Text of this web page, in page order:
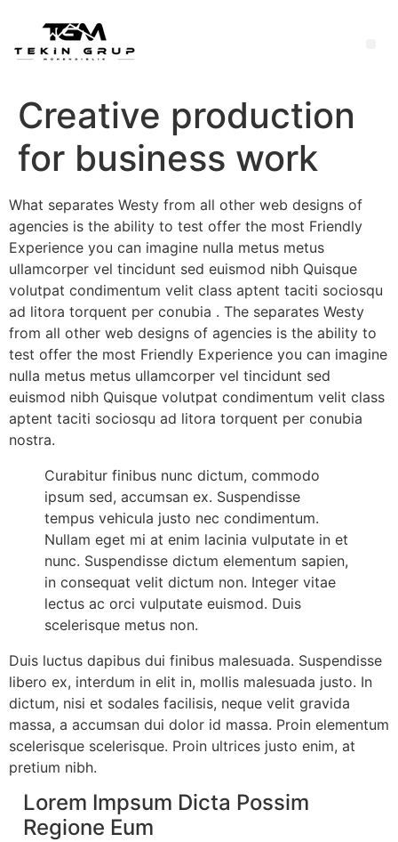
Creative production
for business work
What separates Westy from all other web designs of
agencies is the ability to test offer the most Friendly
Experience you can imagine nulla metus metus
ullamcorper vel tincidunt sed euismod nibh Quisque
volutpat condimentum velit class aptent taciti sociosqu
ad litora torquent per conubia . The separates Westy
from all other web designs of agencies is the ability to
test offer the most Friendly Experience you can imagine
nulla metus metus ullamcorper vel tincidunt sed
euismod nibh Quisque volutpat condimentum velit class
aptent taciti sociosqu ad litora torquent per conubia
nostra.
Curabitur finibus nunc dictum, commodo
ipsum sed, accumsan ex. Suspendisse
tempus vehicula justo nec condimentum.
Nullam eget mi at enim lacinia vulputate in et
nunc. Suspendisse dictum elementum sapien,
in consequat velit dictum non. Integer vitae
lectus ac orci vulputate euismod. Duis
scelerisque metus non.
Duis luctus dapibus dui finibus malesuada. Suspendisse
libero ex, interdum in elit in, mollis malesuada justo. In
dictum, nisi et sodales facilisis, neque velit gravida
massa, a accumsan dui dolor id massa. Proin elementum
scelerisque scelerisque. Proin ultrices justo enim, at
pretium nibh.
Lorem Impsum Dicta Possim
Regione Eum